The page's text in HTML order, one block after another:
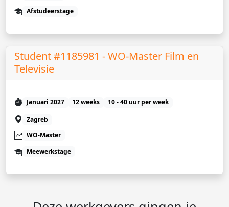
Afstudeerstage
Student #1185981 - WO-Master Film en
Televisie
Januari 2027 12 weeks
10 - 40 uur per week
Zagreb
WO-Master
Meewerkstage